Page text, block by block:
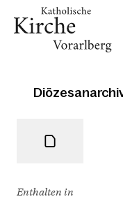
Enthalten in